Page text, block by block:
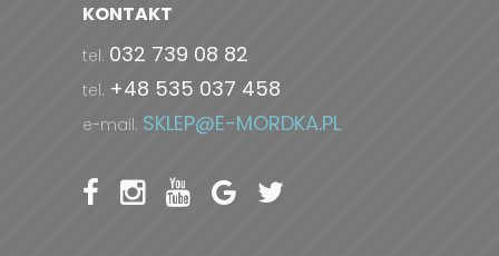
KONTAKT
tel. 032 739 08 82
tel. +48 535 037 458
e-mail: SKLEP@E-MORDKA.PL